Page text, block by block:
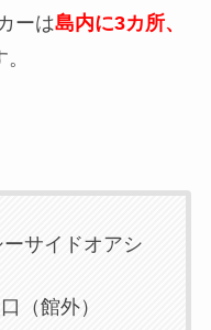
ーは島内に3カ所、
サイドオアシ
（館外）